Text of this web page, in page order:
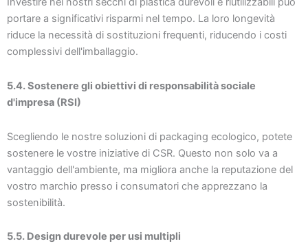
portare a significativi risparmi nel tempo. La loro longevità
riduce la necessità di sostituzioni frequenti, riducendo i costi
complessivi dell'imballaggio.
5.4. Sostenere gli obiettivi di responsabilità sociale
d'impresa (RSI)
Scegliendo le nostre soluzioni di packaging ecologico, potete
sostenere le vostre iniziative di CSR. Questo non solo va a
vantaggio dell'ambiente, ma migliora anche la reputazione del
vostro marchio presso i consumatori che apprezzano la
sostenibilità.
5.5. Design durevole per usi multipli